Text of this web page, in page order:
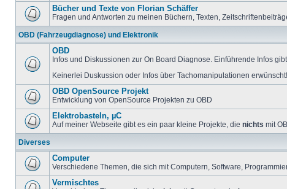
Bücher und Texte von Florian Schäffer
Fragen und Antworten zu meinen Büchern, Texten,
OBD (Fahrzeugdiagnose) und Elektronik
OBD
Infos und Diskussionen zur On Board Diagnose. Einführende Infos
Keinerlei Duskussion oder Infos über Tachomanipulationen erwünscht!
OBD OpenSource Projekt
Entwicklung von OpenSource Projekten zu OBD
Elektrobasteln, µC
Auf meiner Webseite gibt es ein paar kleine Projekte, die nichts mit
Diverses
Computer
Verschiedene Themen, die sich mit Computern, Software,
Vermischtes